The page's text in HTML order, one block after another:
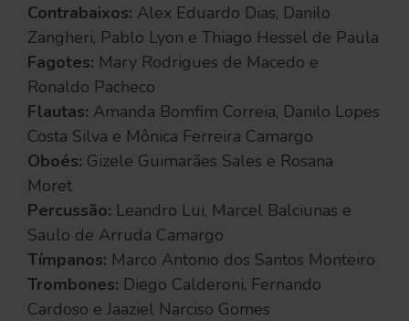
Contrabaixos: Alex Eduardo Dias, Danilo
Zangheri, Pablo Lyon e Thiago Hessel de Paula
Fagotes: Mary Rodrigues de Macedo e
Ronaldo Pacheco
Flautas: Amanda Bomfim Correia, Danilo Lopes
Costa Silva e Mônica Ferreira Camargo
Oboés: Gizele Guimarães Sales e Rosana
Moret
Percussão: Leandro Lui, Marcel Balciunas e
Saulo de Arruda Camargo
Tímpanos: Marco Antonio dos Santos Monteiro
Trombones: Diego Calderoni, Fernando
Cardoso e Jaaziel Narciso Gomes